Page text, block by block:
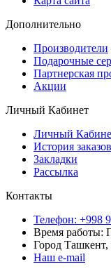
Дополнительно
Производители
Подарочные
Партнерская
Акции
Личный Кабинет
Личный
История заказов
Закладки
Рассылка
Контакты
Телефон: +998
Время работы:
Город
Наш e-mail